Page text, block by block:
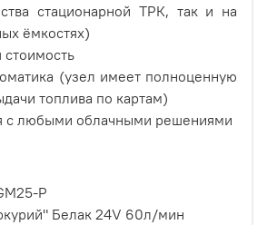
стационарной ТРК, так и на
ёмкостях)
(узел имеет полноценную
топлива по картам)
с любыми облачными решениями
P
Белак 24V 60л/мин